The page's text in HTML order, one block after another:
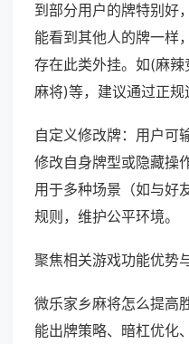
到部分用户的牌特别好
能看到其他人的牌一样
存在此类外挂。如(麻
麻将)等，建议通过正规
自定义修改牌：用户可
修改自身牌型或隐藏操
用于多种场景（如与好
规则，维护公平环境。
聚焦相关游戏功能优势
微乐家乡麻将怎么提高
能出牌策略、暗杠优化